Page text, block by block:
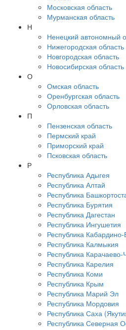
Московская область
Мурманская область
Н
Ненецкий автономный
Нижегородская область
Новгородская область
Новосибирская область
О
Омская область
Оренбургская область
Орловская область
П
Пензенская область
Пермский край
Приморский край
Псковская область
Р
Республика Адыгея
Республика Алтай
Республика
Республика Бурятия
Республика Дагестан
Республика Ингушетия
Республика
Республика Калмыкия
Республика Карачаево-
Республика Карелия
Республика Коми
Республика Крым
Республика Марий Эл
Республика Мордовия
Республика Саха
Республика Северная